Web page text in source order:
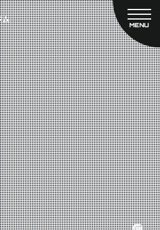
MENU
CLOSE
TOP
新着情報
ご予約
ベートコース予約
タルスタジオ予約
クシングジムについて
弘政プロフィール
スタッフ紹介
料金案内
設備紹介
アクセス
営業時間
レーナー募集
ポンサー募集
会チケット購入